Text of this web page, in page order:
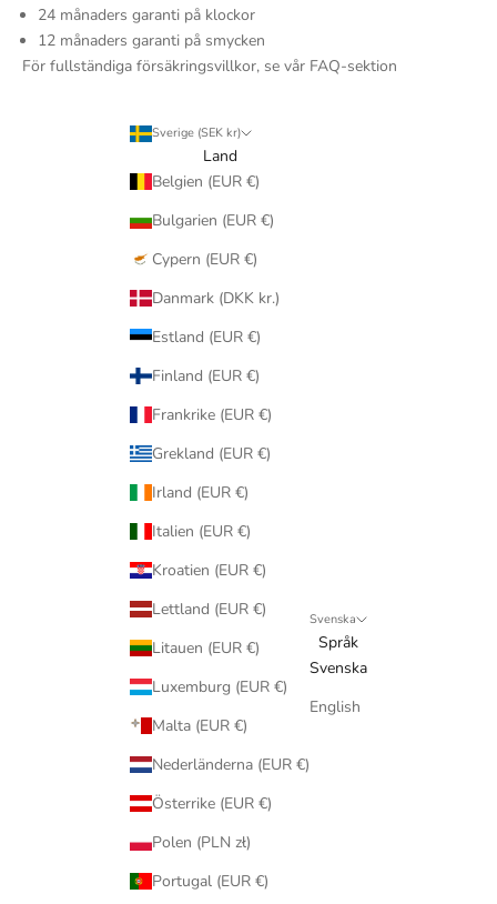
24 månaders garanti på klockor
12 månaders garanti på smycken
För fullständiga försäkringsvillkor, se vår FAQ-sektion
Sverige (SEK kr)
Land
Belgien (EUR €)
Bulgarien (EUR €)
Cypern (EUR €)
Danmark (DKK kr.)
Estland (EUR €)
Finland (EUR €)
Frankrike (EUR €)
Grekland (EUR €)
Irland (EUR €)
Italien (EUR €)
Kroatien (EUR €)
Lettland (EUR €)
Litauen (EUR €)
Luxemburg (EUR €)
Malta (EUR €)
Nederländerna (EUR €)
Österrike (EUR €)
Polen (PLN zł)
Portugal (EUR €)
Svenska
Språk
Svenska
English